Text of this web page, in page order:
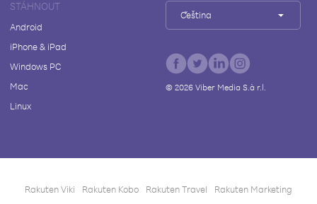
STÁHNOUT
Android
iPhone & iPad
Windows PC
Mac
Linux
Čeština
© 2026Viber Media S.à r.l.
Rakuten Viki Rakuten Kobo Rakuten Travel Rakuten Marketing